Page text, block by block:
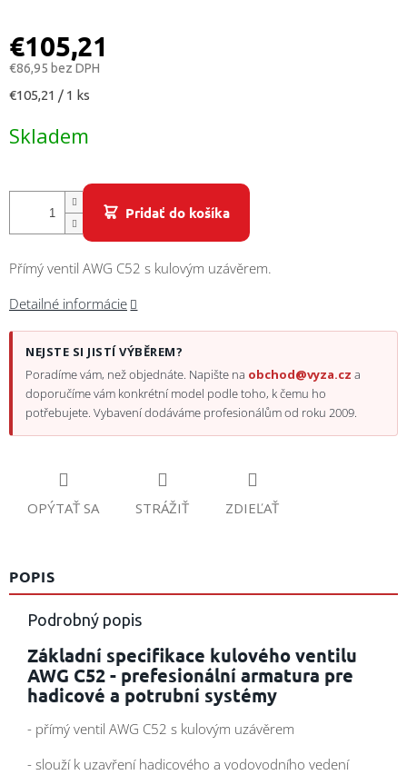
Prihlásenie
€105,21
€86,95 bez DPH
Jednotková
€105,21 / 1 ks
Skladem
Pridať do košíka
Přímý ventil AWG C52 s kulovým uzávěrem.
Detailné informácie
NEJSTE SI JISTÍ VÝBĚREM?
Poradíme vám, než objednáte. Napište na obchod@vyza.cz a
doporučíme vám konkrétní model podle toho, k čemu ho
potřebujete. Vybavení dodáváme profesionálům od roku 2009.
OPÝTAŤ SA STRÁŽIŤ ZDIEĽAŤ
POPIS
Podrobný popis
Základní specifikace kulového ventilu
AWG C52 - prefesionální armatura pre
hadicové a potrubní systémy
- přímý ventil AWG C52 s kulovým uzávěrem
- slouží k uzavření hadicového a vodovodního vedení